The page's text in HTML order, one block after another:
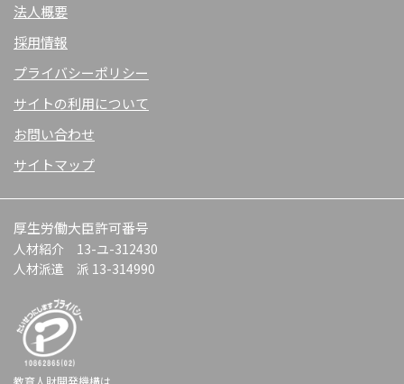
法人概要
採用情報
プライバシーポリシー
サイトの利用について
お問い合わせ
サイトマップ
厚生労働大臣許可番号
人材紹介 13-ユ-312430
人材派遣 派 13-314990
教育人財開発機構は